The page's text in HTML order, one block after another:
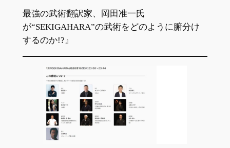
最強の武術翻訳家、岡田准一氏
が“SEKIGAHARA”の武術をどのように腑分け
するのか!?』